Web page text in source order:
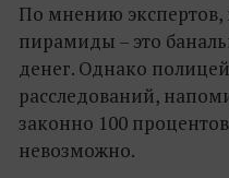
По мнению экспертов,
пирамиды – это
денег. Однако
расследований,
законно 100
невозможно.